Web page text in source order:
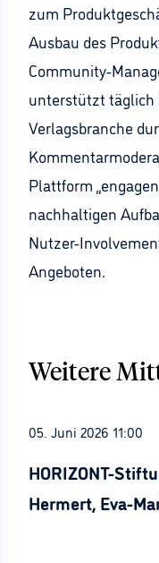
zum
Ausbau des
Community-
unterstützt täglich
Verlagsbranche
Plattform
nachhaltigen
Nutzer-
Angeboten.
Weitere
05. Juni 2026 11:00
HORIZONT-
Hermert, Eva-